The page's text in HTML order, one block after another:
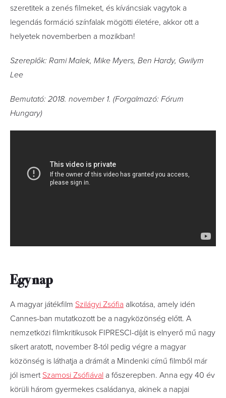
szeretitek a zenés filmeket, és kíváncsiak vagytok a
legendás formáció színfalak mögötti életére, akkor ott a
helyetek novemberben a mozikban!
Szereplők: Rami Malek, Mike Myers, Ben Hardy, Gwilym
Lee
Bemutató: 2018. november 1. (Forgalmazó: Fórum
Hungary)
Egy nap
A magyar játékfilm Szilágyi Zsófia alkotása, amely idén
Cannes-ban mutatkozott be a nagyközönség előtt. A
nemzetközi filmkritikusok FIPRESCI-díját is elnyerő mű nagy
sikert aratott, november 8-tól pedig végre a magyar
közönség is láthatja a drámát a Mindenki című filmből már
jól ismert Szamosi Zsófiával a főszerepben. Anna egy 40 év
körüli három gyermekes családanya, akinek a napjai